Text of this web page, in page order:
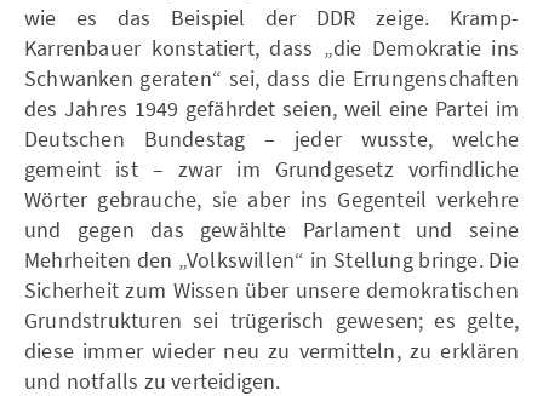
wie es das Beispiel der DDR zeige. Kramp-
Karrenbauer konstatiert, dass „die Demokratie ins
Schwanken geraten“ sei, dass die Errungenschaften
des Jahres 1949 gefährdet seien, weil eine Partei im
Deutschen Bundestag – jeder wusste, welche
gemeint ist – zwar im Grundgesetz vorfindliche
Wörter gebrauche, sie aber ins Gegenteil verkehre
und gegen das gewählte Parlament und seine
Mehrheiten den „Volkswillen“ in Stellung bringe. Die
Sicherheit zum Wissen über unsere demokratischen
Grundstrukturen sei trügerisch gewesen; es gelte,
diese immer wieder neu zu vermitteln, zu erklären
und notfalls zu verteidigen.